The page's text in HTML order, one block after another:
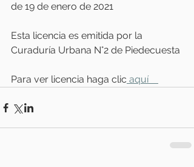
de 19 de enero de 2021
Esta licencia es emitida por la
Curaduría Urbana N°2 de Piedecuesta
Para ver licencia haga clic aquí